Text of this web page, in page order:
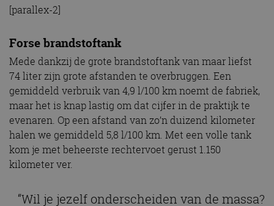
[parallex-2]
Forse brandstoftank
Mede dankzij de grote brandstoftank van maar liefst
74 liter zijn grote afstanden te overbruggen. Een
gemiddeld verbruik van 4,9 l/100 km noemt de fabriek,
maar het is knap lastig om dat cijfer in de praktijk te
evenaren. Op een afstand van zo’n duizend kilometer
halen we gemiddeld 5,8 l/100 km. Met een volle tank
kom je met beheerste rechtervoet gerust 1.150
kilometer ver.
“Wil je jezelf onderscheiden van de massa?